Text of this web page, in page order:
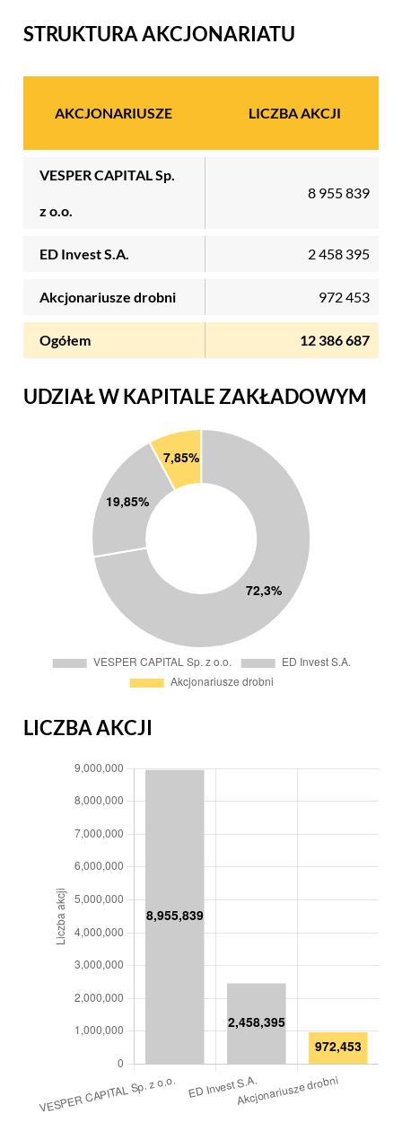
STRUKTURA AKCJONARIATU
AKCJONARIUSZE LICZBA AKCJI
VESPER CAPITAL Sp.
z o.o.
8 955 839
ED Invest S.A. 2 458 395
Akcjonariusze drobni 972 453
Ogółem 12 386 687
UDZIAŁ W KAPITALE ZAKŁADOWYM
LICZBA AKCJI